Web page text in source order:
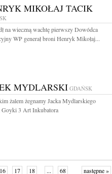
MIKOŁAJ TACIK
na wieczną wachtę pierwszy Dowódca
WP generał broni Henryk Mikołaj...
MYDLARSKI GDAŃSK
żalem żegnamy Jacka Mydlarskiego
Goyki 3 Art Inkubatora
16 17 18 ... 68 następne »